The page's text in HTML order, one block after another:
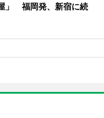
」 福岡発、新宿に続